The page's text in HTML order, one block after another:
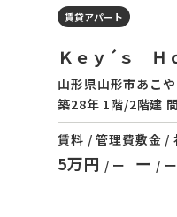
賃貸アパート
Ｋｅｙ´ｓ Ｈ
山形県山形市あこ
築28年 1階/2階建
賃料 / 管理費
5万円 / ー
敷金 /
ー / ー